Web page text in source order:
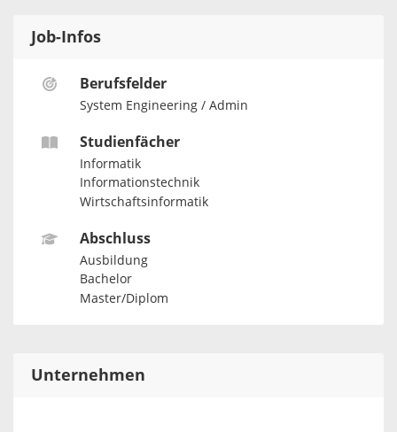
Job-Infos
Berufsfelder
System Engineering / Admin
Studienfächer
Informatik
Informationstechnik
Wirtschaftsinformatik
Abschluss
Ausbildung
Bachelor
Master/Diplom
Unternehmen